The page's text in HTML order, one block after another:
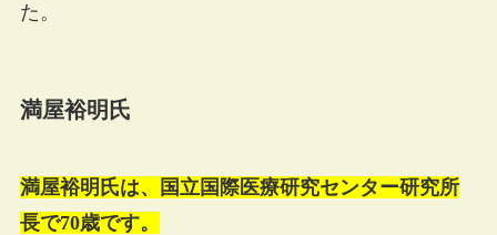
た。
満屋裕明氏
満屋裕明氏は、国立国際医療研究センター研究所
長で70歳です。